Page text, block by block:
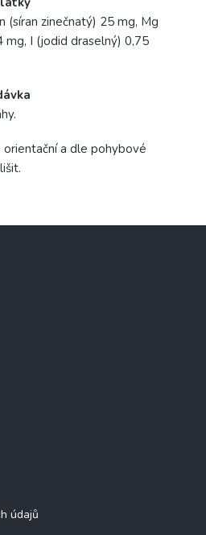
(síran zinečnatý) 25 mg, Mg
mg, I (jodid draselný) 0,75
a dle pohybové
údajů